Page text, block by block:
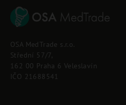
OSA MedTrade s.r.o.
Střední 57/7,
162 00 Praha 6 Veleslavín
IČO 21688541